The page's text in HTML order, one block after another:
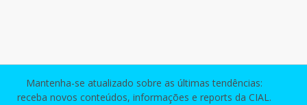
Mantenha-se atualizado sobre as últimas tendências:
receba novos conteúdos, informações e reports da CIAL.